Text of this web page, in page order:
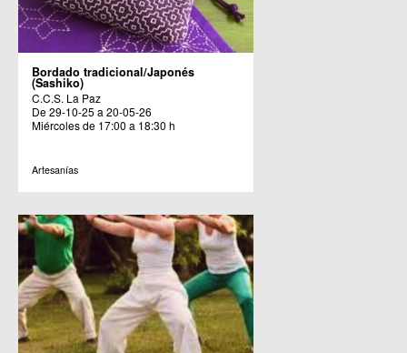
Bordado tradicional/Japonés
(Sashiko)
C.C.S. La Paz
De 29-10-25 a 20-05-26
Miércoles de 17:00 a 18:30 h
Artesanías